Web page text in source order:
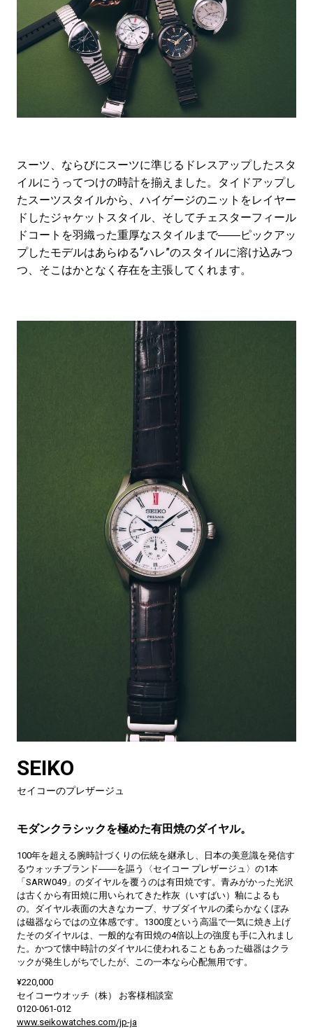
スーツ、ならびにスーツに準じるドレスアップしたスタ
イルにうってつけの時計を揃えました。タイドアップし
たスーツスタイルから、ハイゲージのニットをレイヤー
ドしたジャケットスタイル、そしてチェスターフィール
ドコートを羽織った重厚なスタイルまで――ピックアッ
プしたモデルはあらゆる“ハレ”のスタイルに溶け込みつ
つ、そこはかとなく存在を主張してくれます。
SEIKO
セイコーのプレザージュ
モダンクラシックを極めた有田焼のダイヤル。
100年を超える腕時計づくりの伝統を継承し、日本の美意識を発信す
るウォッチブランド――を謳う〈セイコー プレザージュ〉の1本
「SARW049」のダイヤルを覆うのは有田焼です。青みがかった光沢
は古くから有田焼に用いられてきた柞灰（いすばい）釉によるも
の。ダイヤル表面の大きなカーブ、サブダイヤルの柔らかなくぼみ
は磁器ならではの立体感です。1300度という高温で一気に焼き上げ
たそのダイヤルは、一般的な有田焼の4倍以上の強度も手に入れまし
た。かつて懐中時計のダイヤルに使われることもあった磁器はクラ
ックが発生しがちでしたが、この一本なら心配無用です。
¥220,000
セイコーウオッチ（株） お客様相談室
0120-061-012
www.seikowatches.com/jp-ja